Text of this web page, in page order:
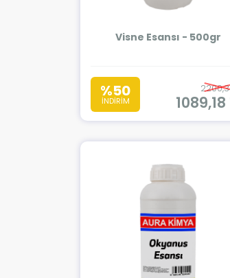
Visne Esansı - 500gr
%50
İNDİRİM 1089,18